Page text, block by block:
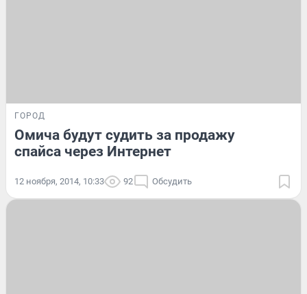
ГОРОД
Омича будут судить за продажу
спайса через Интернет
12 ноября, 2014, 10:33 92 Обсудить